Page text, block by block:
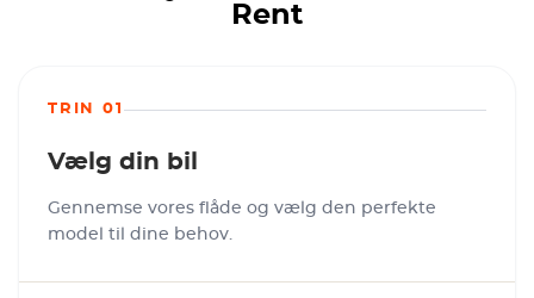
Rent
TRIN 01
Vælg din bil
Gennemse vores flåde og vælg den perfekte
model til dine behov.